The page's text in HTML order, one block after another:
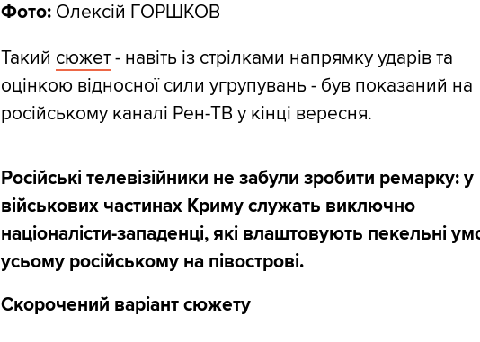
Фото: Олексій ГОРШКОВ
Такий сюжет - навіть із стрілками напрямку ударів та
оцінкою відносної сили угрупувань - був показаний на
російському каналі Рен-ТВ у кінці вересня.
Російські телевізійники не забули зробити ремарку: у
військових частинах Криму служать виключно
націоналісти-западенці, які влаштовують пекельні
усьому російському на півострові.
Скорочений варіант сюжету